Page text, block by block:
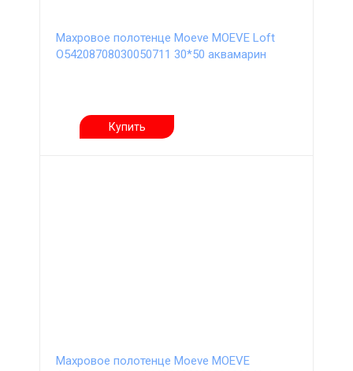
Махровое полотенце Moeve MOEVE Loft
О54208708030050711 30*50 аквамарин
Купить
Махровое полотенце Moeve MOEVE